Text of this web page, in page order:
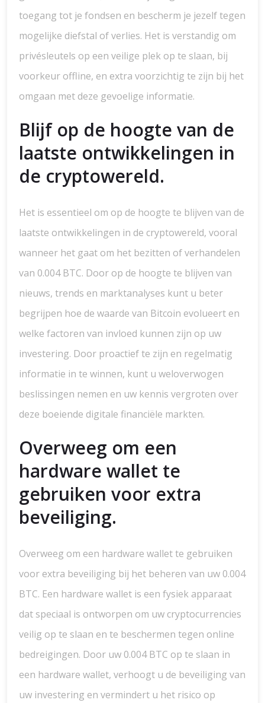
toegang tot je fondsen en bescherm je jezelf tegen
mogelijke diefstal of verlies. Het is verstandig om
privésleutels op een veilige plek op te slaan, bij
voorkeur offline, en extra voorzichtig te zijn bij het
omgaan met deze gevoelige informatie.
Blijf op de hoogte van de
laatste ontwikkelingen in
de cryptowereld.
Het is essentieel om op de hoogte te blijven van de
laatste ontwikkelingen in de cryptowereld, vooral
wanneer het gaat om het bezitten of verhandelen
van 0.004 BTC. Door op de hoogte te blijven van
nieuws, trends en marktanalyses kunt u beter
begrijpen hoe de waarde van Bitcoin evolueert en
welke factoren van invloed kunnen zijn op uw
investering. Door proactief te zijn en regelmatig
informatie in te winnen, kunt u weloverwogen
beslissingen nemen en uw kennis vergroten over
deze boeiende digitale financiële markten.
Overweeg om een
hardware wallet te
gebruiken voor extra
beveiliging.
Overweeg om een hardware wallet te gebruiken
voor extra beveiliging bij het beheren van uw 0.004
BTC. Een hardware wallet is een fysiek apparaat
dat speciaal is ontworpen om uw cryptocurrencies
veilig op te slaan en te beschermen tegen online
bedreigingen. Door uw 0.004 BTC op te slaan in
een hardware wallet, verhoogt u de beveiliging van
uw investering en vermindert u het risico op